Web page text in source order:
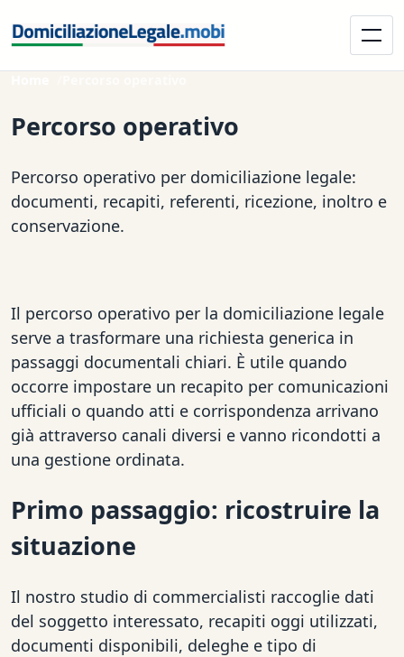
Percorso operativo
Percorso operativo per domiciliazione legale:
documenti, recapiti, referenti, ricezione, inoltro e
conservazione.
Il percorso operativo per la domiciliazione legale
serve a trasformare una richiesta generica in
passaggi documentali chiari. È utile quando
occorre impostare un recapito per comunicazioni
ufficiali o quando atti e corrispondenza arrivano
già attraverso canali diversi e vanno ricondotti a
una gestione ordinata.
Primo passaggio: ricostruire la
situazione
Il nostro studio di commercialisti raccoglie dati
del soggetto interessato, recapiti oggi utilizzati,
documenti disponibili, deleghe e tipo di